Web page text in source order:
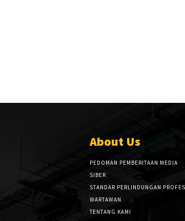
About Us
PEDOMAN PEMBERITAAN MEDIA
SIBER
STANDAR PERLINDUNGAN
WARTAWAN
TENTANG KAMI